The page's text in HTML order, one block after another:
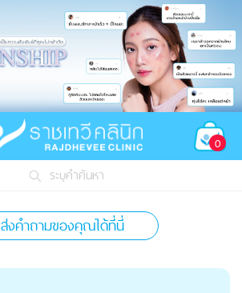
0
ระบุคำค้นหา
ส่งคำถามของคุณได้ที่นี่